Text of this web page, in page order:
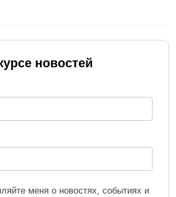
новостей
меня о новостях, событиях и